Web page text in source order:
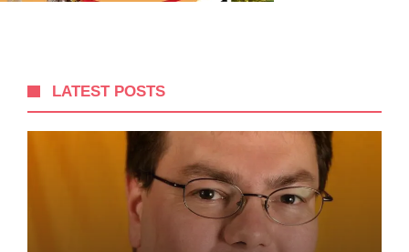
LATEST POSTS